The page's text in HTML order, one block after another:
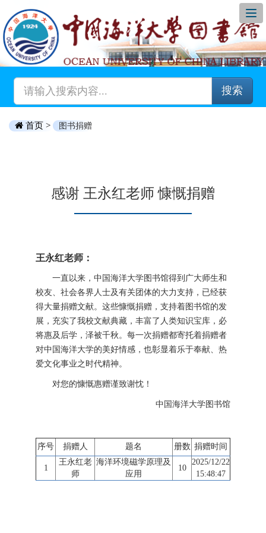
搜索
首页 > 图书捐赠
感谢 王永红老师 慷慨捐赠
王永红老师：
一直以来，中国海洋大学图书馆得到广大师生和
校友、社会各界人士及有关团体的大力支持，已经获
得大量捐赠文献。这些慷慨捐赠，支持着图书馆的发
展，充实了我校文献典藏，丰富了人类知识宝库，必
将惠及后学，泽被千秋。每一次捐赠都寄托着捐赠者
对中国海洋大学的美好情感，也彰显着乐于奉献、热
爱文化事业之时代精神。
对您的慷慨惠赠谨致谢忱！
中国海洋大学图书馆
序号 捐赠人 题名 册数 捐赠时间
1
王永红老
师
海洋环境磁学原理及
应用
10
2025/12/22
15:48:47